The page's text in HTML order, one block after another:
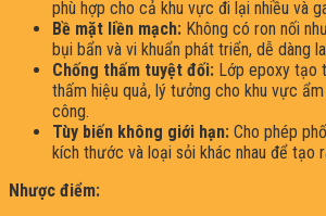
phù hợp cho cả khu vực đi lại nhiều và
Bề mặt liền mạch: Không có ron nối
bụi bẩn và vi khuẩn phát triển, dễ dàng
Chống thấm tuyệt đối: Lớp epoxy tạo
thấm hiệu quả, lý tưởng cho khu vực
công.
Tùy biến không giới hạn: Cho phép
kích thước và loại sỏi khác nhau để tạo
Nhược điểm: